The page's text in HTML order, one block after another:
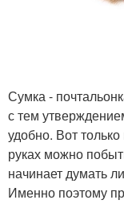
Сумка -
с тем
удобно. Вот
руках можно
начинает думать
Именно поэтому